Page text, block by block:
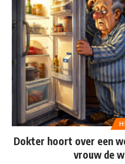
Dokter hoort over een
vrouw de